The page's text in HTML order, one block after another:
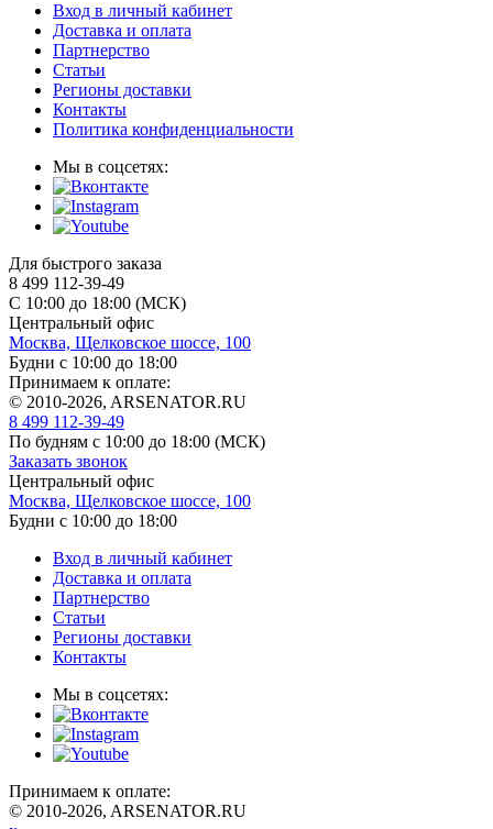
Вход в личный кабинет
Доставка и оплата
Партнерство
Статьи
Регионы доставки
Контакты
Политика конфиденциальности
Мы в соцсетях:
Для быстрого заказа
8 499 112-39-49
С 10:00 до 18:00 (МСК)
Центральный офис
Москва, Щелковское шоссе, 100
Будни с 10:00 до 18:00
Принимаем к оплате:
© 2010-2026, ARSENATOR.RU
8 499 112-39-49
По будням с 10:00 до 18:00 (МСК)
Заказать звонок
Центральный офис
Москва, Щелковское шоссе, 100
Будни с 10:00 до 18:00
Вход в личный кабинет
Доставка и оплата
Партнерство
Статьи
Регионы доставки
Контакты
Мы в соцсетях:
Принимаем к оплате:
© 2010-2026, ARSENATOR.RU